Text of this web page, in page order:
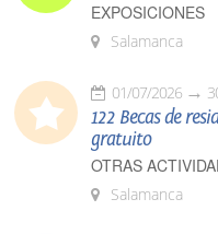
EXPOSICIONES
Salamanca
01/07/2026
122 Becas de
gratuito
OTRAS
Salamanca